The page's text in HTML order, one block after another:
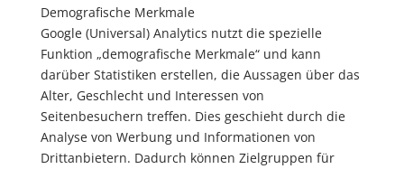
Demografische Merkmale
Google (Universal) Analytics nutzt die spezielle
Funktion „demografische Merkmale“ und kann
darüber Statistiken erstellen, die Aussagen über das
Alter, Geschlecht und Interessen von
Seitenbesuchern treffen. Dies geschieht durch die
Analyse von Werbung und Informationen von
Drittanbietern. Dadurch können Zielgruppen für